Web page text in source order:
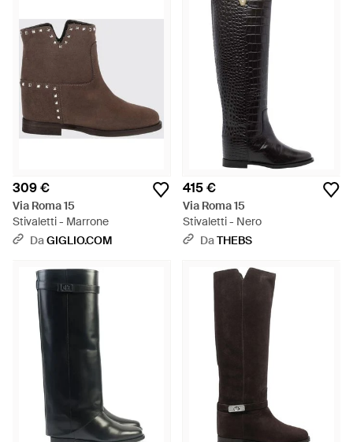
309 €
Via Roma 15
Stivaletti - Marrone
DaGIGLIO.COM
415 €
Via Roma 15
Stivaletti - Nero
DaTHEBS